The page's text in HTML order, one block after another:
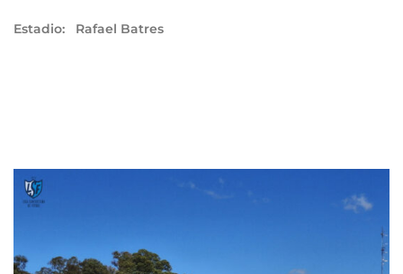
Estadio: Rafael Batres